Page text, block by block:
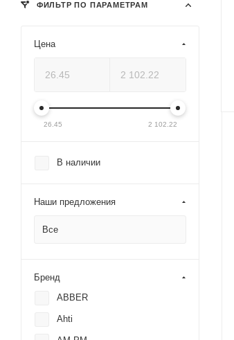
ФИЛЬТР ПО ПАРАМЕТРАМ
Цена
26.45 2 102.22
В наличии
Наши предложения
Все
Бренд
ABBER
Ahti